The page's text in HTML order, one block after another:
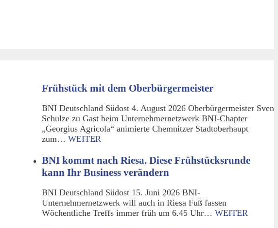
Frühstück mit dem Oberbürgermeister
BNI Deutschland Südost 4. August 2026 Oberbürgermeister Sven
Schulze zu Gast beim Unternehmernetzwerk BNI-Chapter
„Georgius Agricola“ animierte Chemnitzer Stadtoberhaupt
zum… WEITER
BNI kommt nach Riesa. Diese Frühstücksrunde
kann Ihr Business verändern
BNI Deutschland Südost 15. Juni 2026 BNI-
Unternehmernetzwerk will auch in Riesa Fuß fassen
Wöchentliche Treffs immer früh um 6.45 Uhr… WEITER